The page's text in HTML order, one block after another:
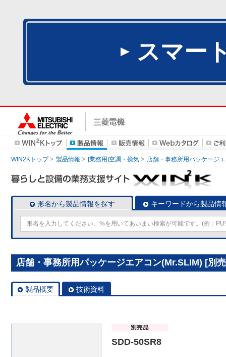
スマー
WIN2Kトップ 製品情報 [業務用]空調・換気 店舗・事務所用パッケージ
形名から製品情報を探す キーワードから製品情
店舗・事務所用パッケージエアコン(Mr.SLIM) [別
製品概要 技術資料
SDD-50SR8